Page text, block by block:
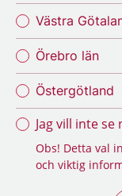
Västra
Örebro län
Östergötland
Jag vill inte
Obs! Detta val
och viktig